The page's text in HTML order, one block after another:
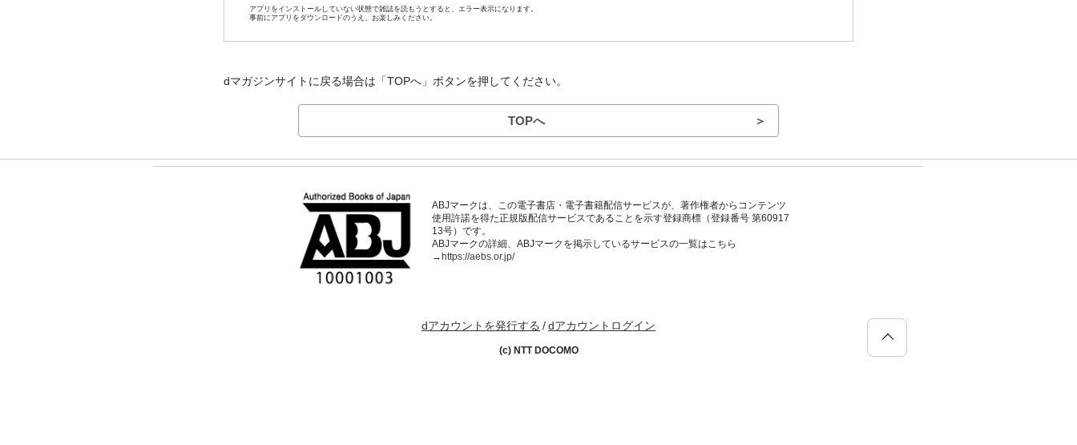
アプリをインストールしていない状態で雑誌を読もうとすると、エラー表示になります。
事前にアプリをダウンロードのうえ、お楽しみください。
dマガジンサイトに戻る場合は「TOPへ」ボタンを押してください。
TOPへ ＞
ABJマークは、この電子書店・電子書籍配信サービスが、著作権者からコンテンツ
使用許諾を得た正規版配信サービスであることを示す登録商標（登録番号 第60917
13号）です。
ABJマークの詳細、ABJマークを掲示しているサービスの一覧はこちら
→https://aebs.or.jp/
dアカウントを発行する /dアカウントログイン
(c) NTT DOCOMO